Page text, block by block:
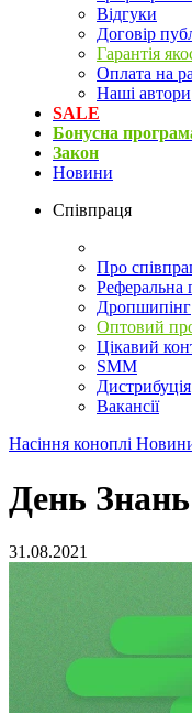
Відгуки
Договір
Гарантія
Оплата на
Наші автори
SALE
Бонусна
Закон
Новини
Співпраця
Про
Реферальна
Дропшипінг
Оптовий
Цікавий
SMM
Дистрибуція
Вакансії
Насіння коноплі
День
31.08.2021